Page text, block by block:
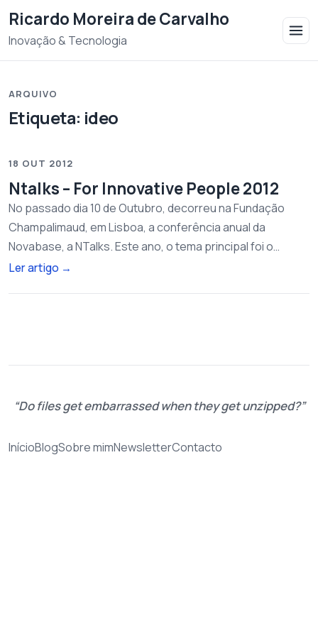
Ricardo Moreira de Carvalho
Inovação & Tecnologia
ARQUIVO
Etiqueta: ideo
18 OUT 2012
Ntalks – For Innovative People 2012
No passado dia 10 de Outubro, decorreu na Fundação
Champalimaud, em Lisboa, a conferência anual da
Novabase, a NTalks. Este ano, o tema principal foi o…
Ler artigo →
Do files get embarrassed when they get unzipped?
InícioBlogSobre mimNewsletterContacto